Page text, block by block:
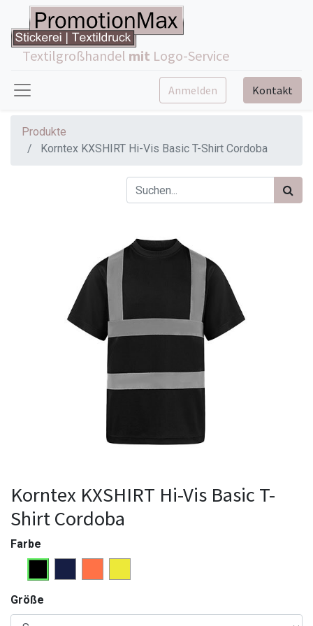
Textilgroßhandel mit Logo-Service
Anmelden Kontakt
Produkte
Korntex KXSHIRT Hi-Vis Basic T-Shirt Cordoba
Korntex KXSHIRT Hi-Vis Basic T-
Shirt Cordoba
Farbe
Größe